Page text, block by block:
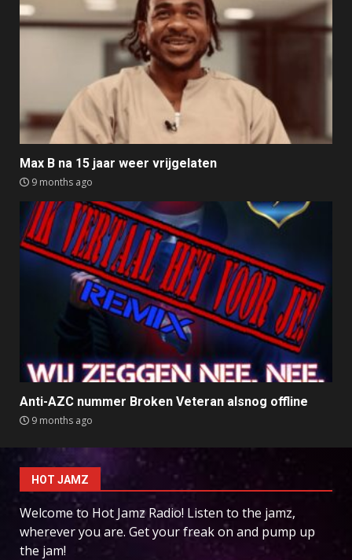
Max B na 15 jaar weer vrijgelaten
9 months ago
Anti-AZC nummer Broken Veteran alsnog offline
9 months ago
HOT JAMZ
Welcome to Hot Jamz Radio! Listen to the jamz,
wherever you are. Get your freak on and pump up
the jam!